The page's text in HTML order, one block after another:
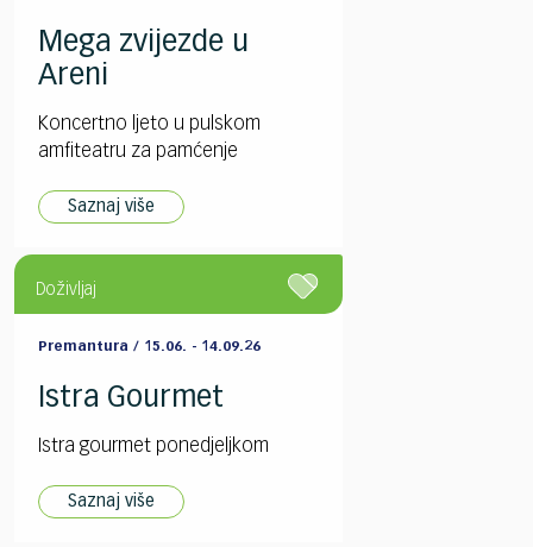
Mega zvijezde u
Areni
Koncertno ljeto u pulskom
amfiteatru za pamćenje
Saznaj više
Doživljaj
Premantura / 15.06. - 14.09.26
Istra Gourmet
Istra gourmet ponedjeljkom
Saznaj više